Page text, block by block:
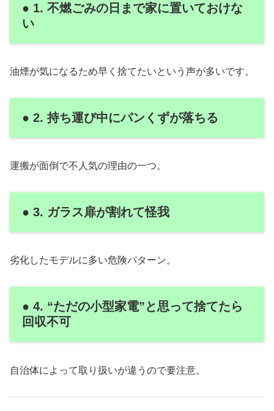
● 1. 不燃ごみの日まで家に置いておけな
い
油煙が気になるため早く捨てたいという声が多いです。
● 2. 持ち運び中にパンくずが落ちる
運搬が面倒で不人気の理由の一つ。
● 3. ガラス扉が割れて怪我
劣化したモデルに多い危険パターン。
● 4. “ただの小型家電”と思って捨てたら
回収不可
自治体によって取り扱いが違うので要注意。